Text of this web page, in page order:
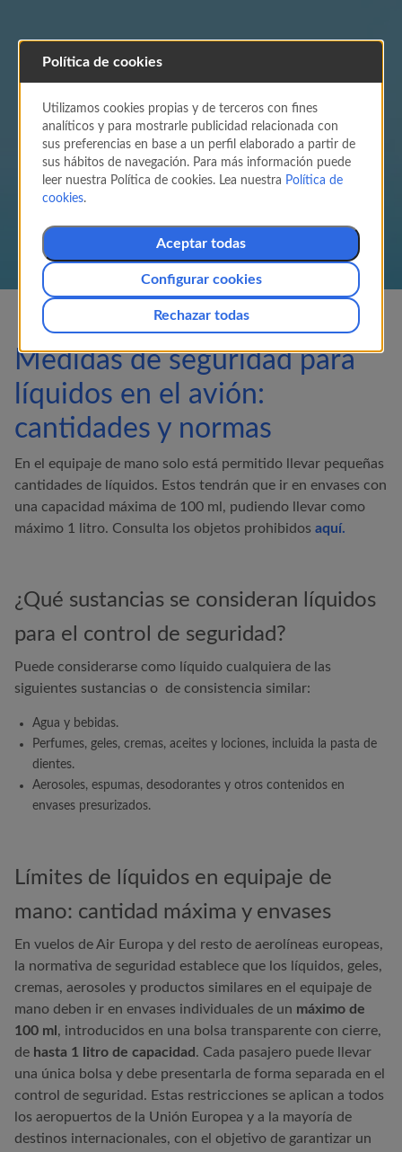
Polvos y líquidos permitidos
en el avión
Con el objetivo de protegerlo frente a la
amenaza de los explosivos líquidos, la Unión
Europea (UE) ha adoptado medidas de
seguridad que limitan la cantidad de líquidos o
sustancias de consistencia similar que los
pasajeros pueden llevar consigo cuando pasan
Medidas de seguridad para
líquidos en el avión:
cantidades y normas
En el equipaje de mano solo está permitido llevar pequeñas
cantidades de líquidos. Estos tendrán que ir en envases con
una capacidad máxima de 100 ml, pudiendo llevar como
máximo 1 litro. Consulta los objetos prohibidos aquí.
¿Qué sustancias se consideran líquidos
para el control de seguridad?
Puede considerarse como líquido cualquiera de las
siguientes sustancias o de consistencia similar:
Agua y bebidas.
Perfumes, geles, cremas, aceites y lociones, incluida la pasta de
dientes.
Aerosoles, espumas, desodorantes y otros contenidos en
envases presurizados.
Límites de líquidos en equipaje de
mano: cantidad máxima y envases
En vuelos deAir Europa y del resto de aerolíneas europeas,
la normativa de seguridad establece que los líquidos, geles,
cremas, aerosoles y productos similares en el equipaje de
mano deben ir en envases individuales de un máximo de
100 ml , introducidos en una bolsa transparente con cierre,
de hasta 1 litro de capacidad . Cada pasajero puede llevar
una única bolsa y debe presentarla de forma separada en el
control de seguridad. Estas restricciones se aplican a todos
los aeropuertos de la Unión Europea y a la mayoría de
destinos internacionales, con el objetivo de garantizar un
Política de cookies
Utilizamos cookies propias y de terceros con fines
analíticos y para mostrarle publicidad relacionada con
sus preferencias en base a un perfil elaborado a partir de
sus hábitos de navegación. Para más información puede
leer nuestra Política de cookies. Lea nuestra Política de
cookies.
Aceptar todas
Rechazar todas
Configurar cookies